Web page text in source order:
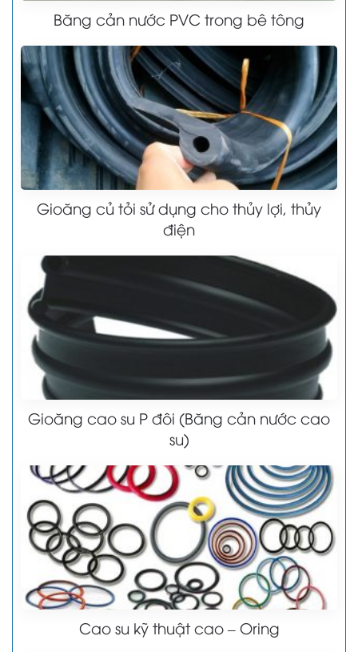
Băng cản nước PVC trong bê tông
Gioăng củ tỏi sử dụng cho thủy lợi, thủy
điện
Gioăng cao su P đôi (Băng cản nước cao
su)
Cao su kỹ thuật cao – Oring